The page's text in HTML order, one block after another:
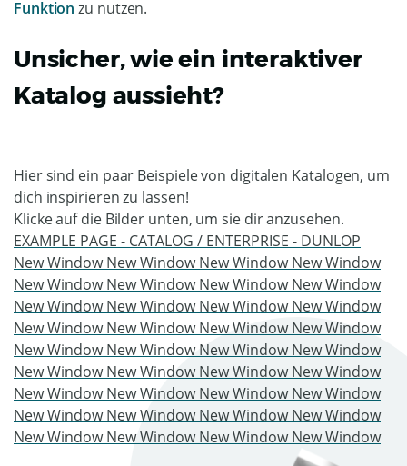
Funktion zu nutzen.
Unsicher, wie ein interaktiver
Katalog aussieht?
Hier sind ein paar Beispiele von digitalen Katalogen, um
dich inspirieren zu lassen!
Klicke auf die Bilder unten, um sie dir anzusehen.
EXAMPLE PAGE - CATALOG / ENTERPRISE - DUNLOP
New Window New Window New Window New Window
New Window New Window New Window New Window
New Window New Window New Window New Window
New Window New Window New Window New Window
New Window New Window New Window New Window
New Window New Window New Window New Window
New Window New Window New Window New Window
New Window New Window New Window New Window
New Window New Window New Window New Window